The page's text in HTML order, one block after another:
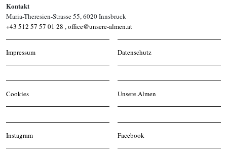
Kontakt
Maria-Theresien-Strasse 55, 6020 Innsbruck
+43 512 57 57 01 28 ,office@unsere-almen.at
Impressum Datenschutz
Cookies Unsere.Almen
Instagram Facebook